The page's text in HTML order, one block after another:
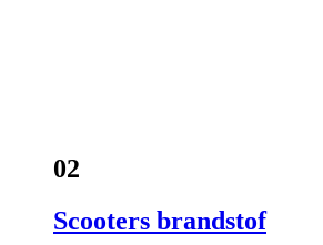
02
Scooters brandstof